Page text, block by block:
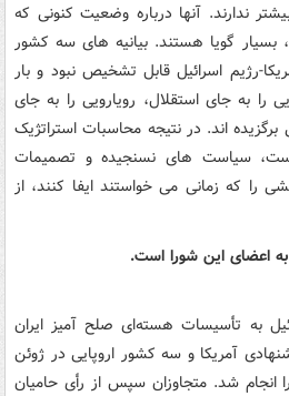
ندارند. آنها درباره وضعیت کنونی که
بسیار گویا هستند. بیانیه های سه کشور
رژیم اسرائیل قابل تشخیص نبود و بار
را به جای استقلال، رویارویی را به جای
اند. در نتیجه محاسبات استراتژیک
سیاست های نسنجیده و تصمیمات
را که زمانی می خواستند ایفا کنند، از
اعضای این شورا است.
به تأسیسات هسته‌ای صلح آمیز ایران
آمریکا و سه کشور اروپایی در ژوئن
انجام شد. متجاوزان سپس از رأی حامیان